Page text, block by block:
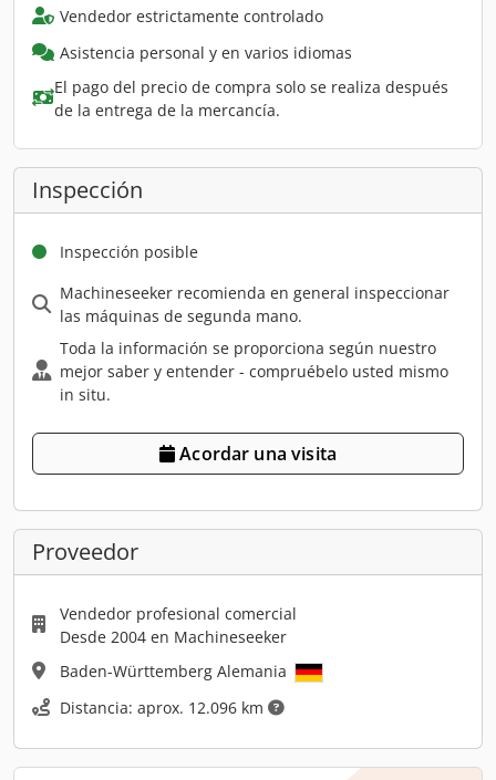
Vendedor estrictamente controlado
Asistencia personal y en varios idiomas
El pago del precio de compra solo se realiza después
de la entrega de la mercancía.
Inspección
Inspección posible
Machineseeker recomienda en general inspeccionar
las máquinas de segunda mano.
Toda la información se proporciona según nuestro
mejor saber y entender - compruébelo usted mismo
in situ.
Acordar una visita
Proveedor
Vendedor profesional comercial
Desde 2004 en Machineseeker
Baden-Württemberg Alemania
Distancia: aprox. 12.096 km